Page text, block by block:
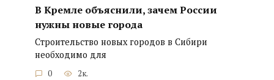
В Кремле объяснили, зачем России
нужны новые города
Строительство новых городов в Сибири
необходимо для
0 2к.